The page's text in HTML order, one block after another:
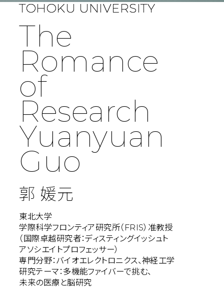
TOHOKU UNIVERSITY
The
Romance
of
Research
Yuanyuan
Guo
郭 媛元
東北大学
学際科学フロンティア研究所（FRIS）准教授
（国際卓越研究者：ディスティングイッシュト
アソシエイトプロフェッサー）
専門分野：バイオエレクトロニクス、神経工学
研究テーマ：多機能ファイバーで挑む、
未来の医療と脳研究